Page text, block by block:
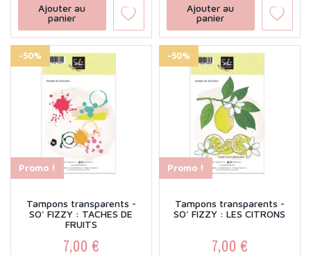
Ajouter au
panier
Ajouter au
panier
Promo !
-50%
Tampons transparents -
SO' FIZZY : TACHES DE
FRUITS
7,00 €
Promo !
-50%
Tampons transparents -
SO' FIZZY : LES CITRONS
7,00 €